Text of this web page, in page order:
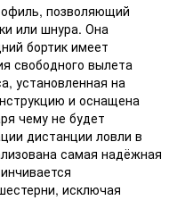
позволяющий
или шнура. Она
бортик имеет
свободного вылета
установленная на
и оснащена
чему не будет
дистанции ловли в
самая надёжная
исключая